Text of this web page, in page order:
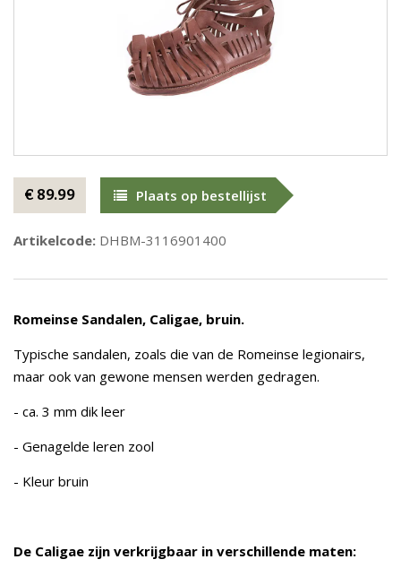
€ 89.99 Plaats op bestellijst
Artikelcode: DHBM-3116901400
Romeinse Sandalen, Caligae, bruin.
Typische sandalen, zoals die van de Romeinse legionairs,
maar ook van gewone mensen werden gedragen.
- ca. 3 mm dik leer
- Genagelde leren zool
- Kleur bruin
De Caligae zijn verkrijgbaar in verschillende maten: